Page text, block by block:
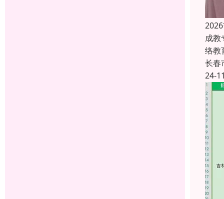
成教
络教
长春
24-